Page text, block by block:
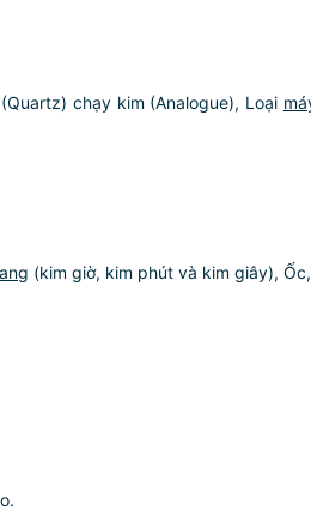
chạy kim (Analogue), Loại
(kim giờ, kim phút và kim giây),